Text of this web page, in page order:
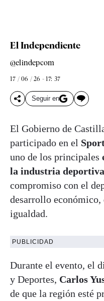
El Independiente
@elindepcom
17 / 06 / 26 - 17: 37
Seguir en
El Gobierno de
participado en el
uno de los principales
la industria deportiva
compromiso con el
desarrollo
igualdad.
PUBLICIDAD
Durante el evento, el
y Deportes, Carlos
de que la región esté